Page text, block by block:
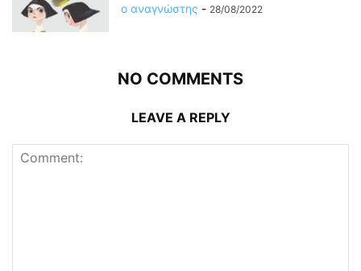
ο αναγνώστης - 28/08/2022
NO COMMENTS
LEAVE A REPLY